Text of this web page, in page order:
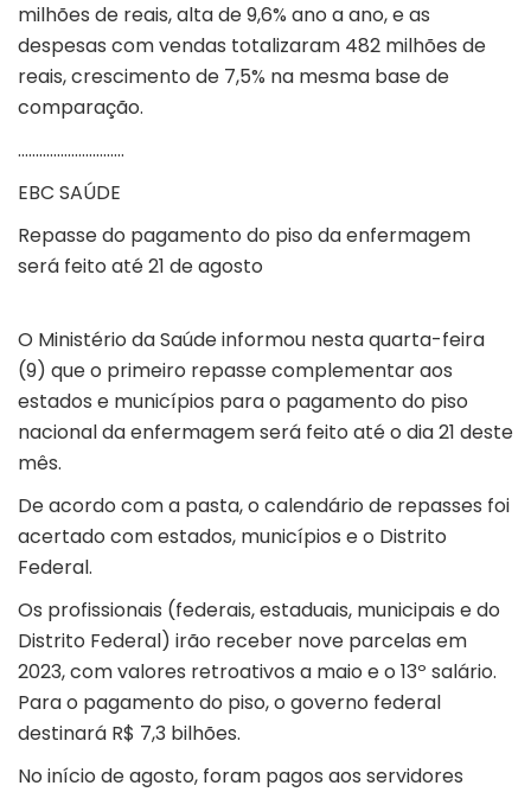
milhões de reais, alta de 9,6% ano a ano, e as
despesas com vendas totalizaram 482 milhões de
reais, crescimento de 7,5% na mesma base de
comparação.
…………………………
EBC SAÚDE
Repasse do pagamento do piso da enfermagem
será feito até 21 de agosto
O Ministério da Saúde informou nesta quarta-feira
(9) que o primeiro repasse complementar aos
estados e municípios para o pagamento do piso
nacional da enfermagem será feito até o dia 21 deste
mês.
De acordo com a pasta, o calendário de repasses foi
acertado com estados, municípios e o Distrito
Federal.
Os profissionais (federais, estaduais, municipais e do
Distrito Federal) irão receber nove parcelas em
2023, com valores retroativos a maio e o 13º salário.
Para o pagamento do piso, o governo federal
destinará R$ 7,3 bilhões.
No início de agosto, foram pagos aos servidores